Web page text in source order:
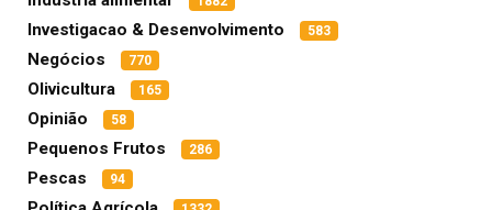
Investigacao & Desenvolvimento 583
Negócios 770
Olivicultura 165
Opinião 58
Pequenos Frutos 286
Pescas 94